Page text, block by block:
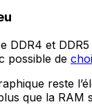
DDR4 et
possible de
reste
que la RAM